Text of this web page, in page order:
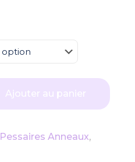
Ajouter au panier
Pessaires Anneaux,